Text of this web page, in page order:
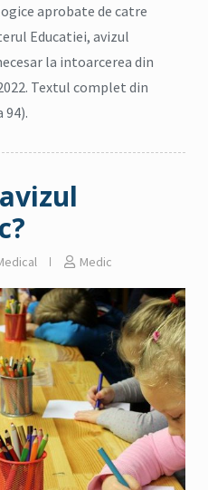
aprobate de catre
Educatiei, avizul
la intoarcerea din
Textul complet din
Medic